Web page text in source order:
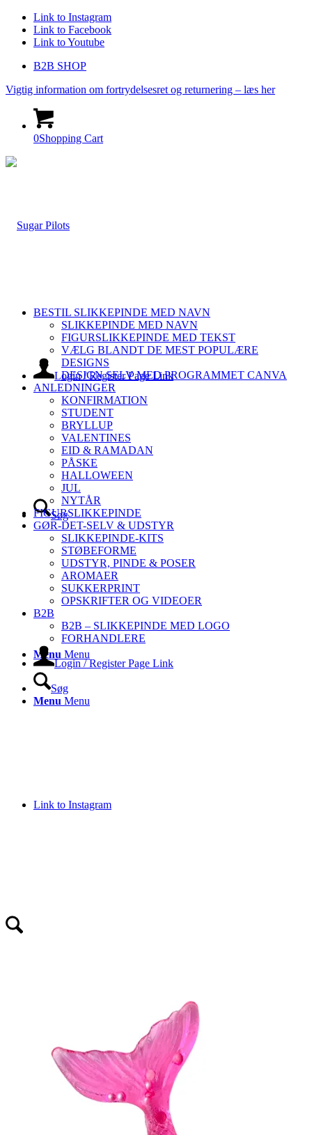
Link to Instagram
Link to Facebook
Link to Youtube
B2B SHOP
Vigtig information om fortrydelsesret og returnering – læs her
0Shopping Cart
Login / Register Page Link
Søg
Menu Menu
Link to Instagram
Link to Youtube
BESTIL SLIKKEPINDE MED NAVN
SLIKKEPINDE MED NAVN
FIGURSLIKKEPINDE MED TEKST
VÆLG BLANDT DE MEST POPULÆRE
DESIGNS
DESIGN SELV MED PROGRAMMET CANVA
ANLEDNINGER
KONFIRMATION
STUDENT
BRYLLUP
VALENTINES
EID & RAMADAN
PÅSKE
HALLOWEEN
JUL
NYTÅR
FIGURSLIKKEPINDE
GØR-DET-SELV & UDSTYR
SLIKKEPINDE-KITS
STØBEFORME
UDSTYR, PINDE & POSER
AROMAER
SUKKERPRINT
OPSKRIFTER OG VIDEOER
B2B
B2B – SLIKKEPINDE MED LOGO
FORHANDLERE
Login / Register Page Link
Søg
Menu Menu